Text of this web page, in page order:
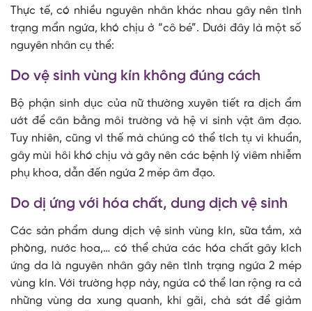
Thực tế, có nhiều nguyên nhân khác nhau gây nên tình
trạng mẩn ngứa, khó chịu ở “cô bé”. Dưới đây là một số
nguyên nhân cụ thể:
Do vệ sinh vùng kín không đúng cách
Bộ phận sinh dục của nữ thường xuyên tiết ra dịch ẩm
ướt để cân bằng môi trường và hệ vi sinh vật âm đạo.
Tuy nhiên, cũng vì thế mà chúng có thể tích tụ vi khuẩn,
gây mùi hôi khó chịu và gây nên các bệnh lý viêm nhiễm
phụ khoa, dẫn đến ngứa 2 mép âm đạo.
Do dị ứng với hóa chất, dung dịch vệ sinh
Các sản phẩm dung dịch vệ sinh vùng kín, sữa tắm, xà
phòng, nước hoa,… có thể chứa các hóa chất gây kích
ứng da là nguyên nhân gây nên tình trạng ngứa 2 mép
vùng kín. Với trường hợp này, ngứa có thể lan rộng ra cả
những vùng da xung quanh, khi gãi, chà sát để giảm